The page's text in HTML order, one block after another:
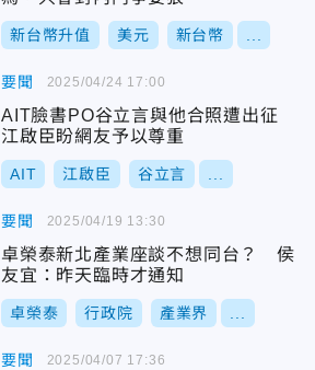
新台幣升值 美元 新台幣
要聞
AIT臉書PO谷立言與他合照遭出征
江啟臣盼網友予以尊重
AIT 江啟臣 谷立言
2025/04/24 17:00
要聞
卓榮泰新北產業座談不想同台？ 侯
友宜：昨天臨時才通知
卓榮泰 行政院 產業界
2025/04/19 13:30
要聞 2025/04/07 17:36